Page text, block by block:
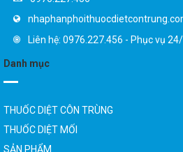
THUỐC DIỆT CÔN TRÙNG
THUỐC DIỆT MỐI
SẢN PHẨM